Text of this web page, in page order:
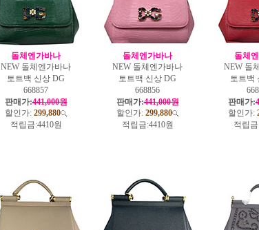
돌체엔가바나
NEW 돌체엔가바나
토트백 신상 DG
668857
판매가:441,000원
할인가: 299,880
적립금:4410원
돌체엔가바나
NEW 돌체엔가바나
토트백 신상 DG
668856
판매가:441,000원
할인가: 299,880
적립금:4410원
돌체
NEW 돌
토트백
판매가:
할인가:
적립